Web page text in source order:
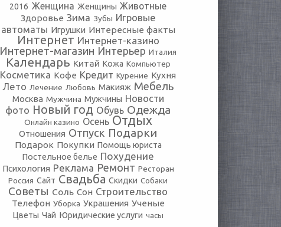
2016 Женщина Женщины Животные
Здоровье Зима Зубы Игровые
автоматы Игрушки Интересные факты
Интернет Интернет-казино
Интернет-магазин Интерьер Италия
Календарь Китай Кожа Компьютер
Косметика Кофе Кредит Курение Кухня
Лето Лечение Любовь Макияж Мебель
Москва Мужчина Мужчины Новости
фото Новый год Обувь Одежда
Онлайн казино Осень Отдых
Отношения Отпуск Подарки
Подарок Покупки Помощь юриста
Постельное белье Похудение
Психология Реклама Ремонт Ресторан
Россия Сайт Свадьба Скидки Собаки
Советы Соль Сон Строительство
Телефон Уборка Украшения Ученые
Цветы Чай Юридические услуги часы